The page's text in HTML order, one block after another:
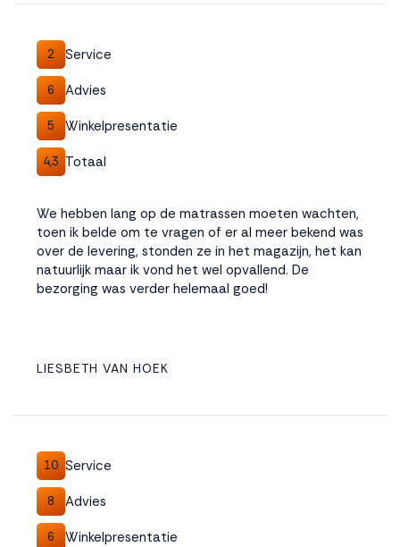
onze website te
volgen. Dat doen we
legitiem en belangrijk,
anoniem. Meer
weten? LeesBekijk
dit overzicht
alle
policy. Door te
accepteren geef je
toestemming voor
onze marketing
cookies. Kies je voor
analytische cookies.
2 Service
6 Advies
5 Winkelpresentatie
4,3 Totaal
We hebben lang op de matrassen moeten wachten,
toen ik belde om te vragen of er al meer bekend was
over de levering, stonden ze in het magazijn, het kan
natuurlijk maar ik vond het wel opvallend. De
bezorging was verder helemaal goed!
LIESBETH VAN HOEK
10 Service
8 Advies
6 Winkelpresentatie